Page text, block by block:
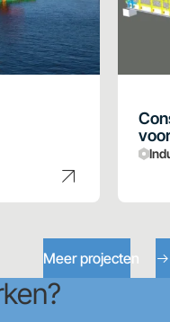
Meer projecten